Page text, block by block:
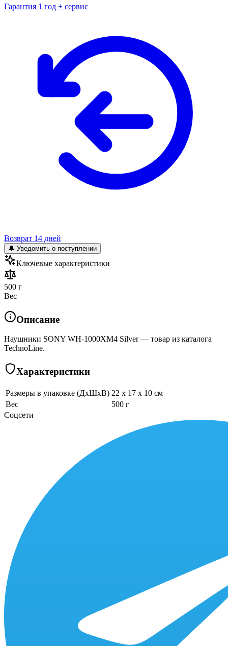
Гарантия 1 год + сервис
Возврат 14 дней
🔔 Уведомить о поступлении
Ключевые характеристики
500 г
Вес
Описание
Наушники SONY WH-1000XM4 Silver — товар из каталога
TechnoLine.
Характеристики
Размеры в упаковке (ДхШхВ) 22 x 17 x 10 см
Вес
500 г
Соцсети